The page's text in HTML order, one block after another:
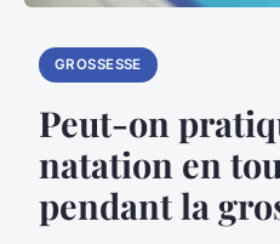
GROSSESSE
Peut-on
natation en
pendant la